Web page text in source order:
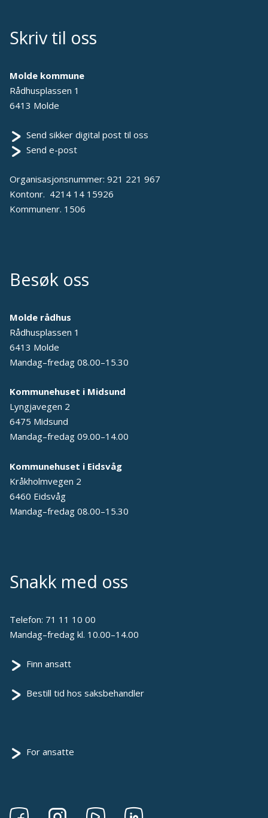
Skriv til oss
Molde kommune
Rådhusplassen 1
6413 Molde
Send sikker digital post til oss
Send e-post
Organisasjonsnummer: 921 221 967
Kontonr. 4214 14 15926
Kommunenr. 1506
Besøk oss
Molde rådhus
Rådhusplassen 1
6413 Molde
Mandag–fredag 08.00–15.30
Kommunehuset i Midsund
Lyngjavegen 2
6475 Midsund
Mandag–fredag 09.00–14.00
Kommunehuset i Eidsvåg
Kråkholmvegen 2
6460 Eidsvåg
Mandag–fredag 08.00–15.30
Snakk med oss
Telefon: 71 11 10 00
Mandag–fredag kl. 10.00–14.00
Finn ansatt
Bestill tid hos saksbehandler
For ansatte